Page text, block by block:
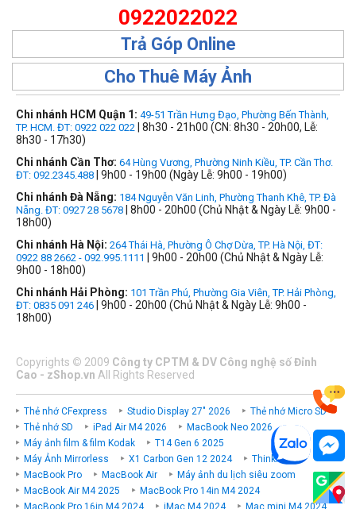
0922022022
Trả Góp Online
Cho Thuê Máy Ảnh
Chi nhánh HCM Quận 1: 49-51 Trần Hưng Đạo, Phường Bến Thành,
TP. HCM. ĐT: 0922 022 022 | 8h30 - 21h00 (CN: 8h30 - 20h00, Lễ:
8h30 - 17h30)
Chi nhánh Cần Thơ: 64 Hùng Vương, Phường Ninh Kiều, TP. Cần Thơ.
ĐT: 092.2345.488 | 9h00 - 19h00 (Ngày Lễ: 9h00 - 19h00)
Chi nhánh Đà Nẵng: 184 Nguyễn Văn Linh, Phường Thanh Khê, TP. Đà
Nẵng. ĐT: 0927 28 5678 | 8h00 - 20h00 (Chủ Nhật & Ngày Lễ: 9h00 -
18h00)
Chi nhánh Hà Nội: 264 Thái Hà, Phường Ô Chợ Dừa, TP. Hà Nội, ĐT:
0922 88 2662 - 092.995.1111
| 9h00 - 20h00 (Chủ Nhật & Ngày Lễ:
9h00 - 18h00)
Chi nhánh Hải Phòng: 101 Trần Phú, Phường Gia Viên, TP. Hải Phòng,
ĐT: 0835 091 246 | 9h00 - 20h00 (Chủ Nhật & Ngày Lễ: 9h00 -
18h00)
Copyrights © 2009 Công ty CPTM & DV Công nghệ số Đỉnh
Cao - zShop.vn All Rights Reserved
Thẻ nhớ CFexpress Studio Display 27" 2026
Thẻ nhớ Micro SD
Thẻ nhớ SD
iPad Air M4 2026
MacBook Neo 2026
Máy ảnh film & film Kodak
T14 Gen 6 2025
Máy Ảnh Mirrorless
X1 Carbon Gen 12 2024
ThinkPad P
MacBook Pro
MacBook Air
Máy ảnh du lịch siêu zoom
MacBook Air M4 2025
MacBook Pro 14in M4 2024
MacBook Pro 16in M4 2024
iMac M4 2024 Mac mini M4 2024